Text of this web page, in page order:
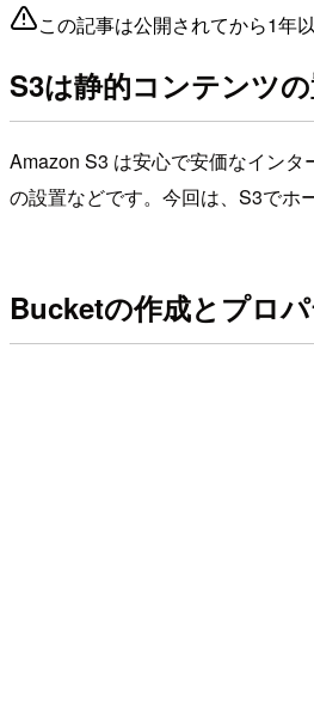
この記事は公開されてから1年
S3は静的コンテンツ
Amazon S3 は安心で安価なイン
の設置などです。今回は、S3でホ
Bucketの作成とプロ